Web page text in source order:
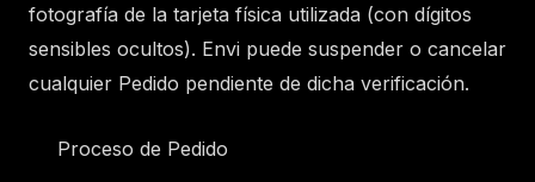
fotografía de la tarjeta física utilizada (con dígitos
sensibles ocultos). Envi puede suspender o cancelar
cualquier Pedido pendiente de dicha verificación.
Proceso de Pedido